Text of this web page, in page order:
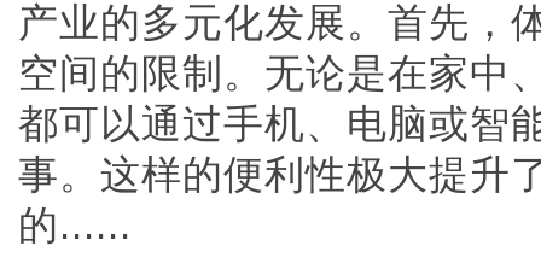
产业的多元化发展。首先，
空间的限制。无论是在家中
都可以通过手机、电脑或智
事。这样的便利性极大提升
的......